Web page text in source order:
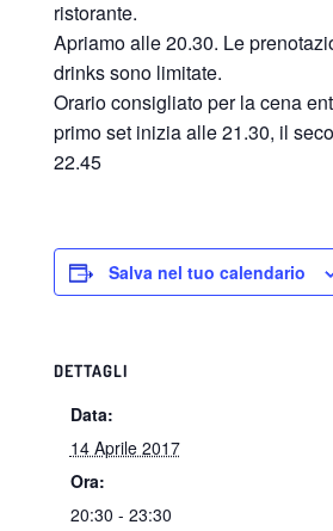
ristorante.
Apriamo alle 20.30. Le
drinks sono limitate.
Orario consigliato per la cena
primo set inizia alle 21.30, il
22.45
Salva nel tuo calendario
DETTAGLI
Data:
14 Aprile 2017
Ora:
20:30 - 23:30